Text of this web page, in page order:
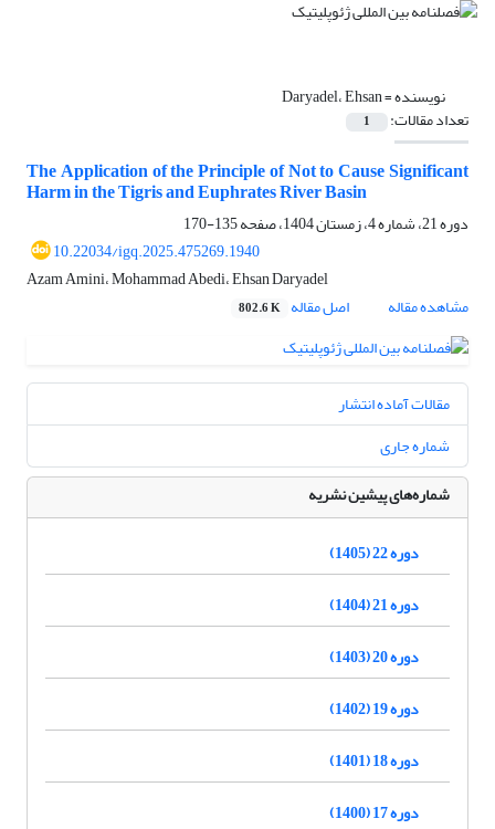
نویسنده =Daryadel، Ehsan
تعداد مقالات: 1
The Application of the Principle of Not to Cause Significant
Harm in the Tigris and Euphrates River Basin
دوره 21، شماره 4، زمستان 1404، صفحه
135-170
10.22034/igq.2025.475269.1940
Azam Amini، Mohammad Abedi، Ehsan Daryadel
مشاهده مقاله
اصل مقاله 802.6 K
مقالات آماده انتشار
شماره جاری
شماره‌های پیشین نشریه
دوره 22 (1405)
دوره 21 (1404)
دوره 20 (1403)
دوره 19 (1402)
دوره 18 (1401)
دوره 17 (1400)